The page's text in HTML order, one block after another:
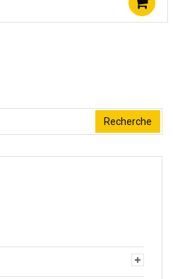
Recherche